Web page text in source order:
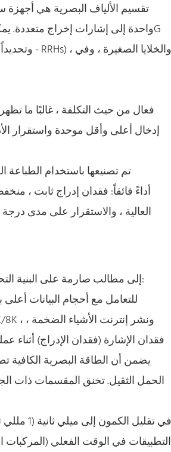
تقسيم الألياف البصرية هي
إدخال أعلى وأقل موحدة واستقرار
تترجم القدرات الثورية لـ 5G إلى مطالب صارمة على البنية التحتية للألياف الأساسية ، مما يضع ضغطًا هائلاً على الانقسامات:
يضمن أن الطاقة البصرية الكافية
الحمل الثقيل. تخنق المقسمات ذات
التطبيقات في الوقت الفعلي (المركبات